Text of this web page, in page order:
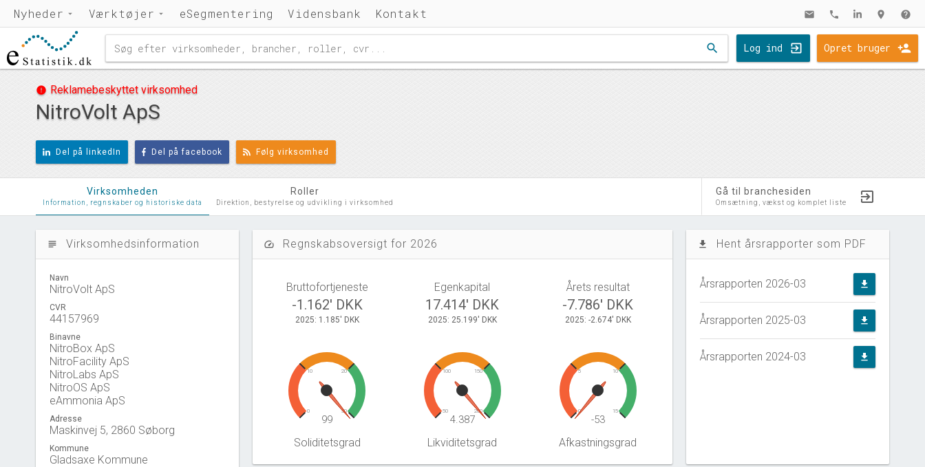
Nyheder Værktøjer eSegmentering Vidensbank Kontakt mail phone location_on help
search Log ind Opret bruger
error Reklamebeskyttet virksomhed
NitroVolt ApS
Del på linkedIn Del på facebook Følg virksomhed
Virksomheden
Information, regnskaber og historiske data
Roller
Direktion, bestyrelse og udvikling i virksomhed
Gå til branchesiden
Omsætning, vækst og komplet liste
subject Virksomhedsinformation
Navn
NitroVolt ApS
CVR
44157969
Binavne
NitroBox ApS
NitroFacility ApS
NitroLabs ApS
NitroOS ApS
eAmmonia ApS
Adresse
Maskinvej 5, 2860 Søborg
Kommune
Gladsaxe Kommune
speed Regnskabsoversigt for 2026
Bruttofortjeneste
-1.162' DKK
2025: 1.185' DKK
Egenkapital
17.414' DKK
2025: 25.199' DKK
Årets resultat
-7.786' DKK
2025: -2.674' DKK
0
10 20
30
99
Soliditetsgrad
50
100 150
200
4.387
Likviditetsgrad
0
5 10
15
-53
Afkastningsgrad
file_download Hent årsrapporter som PDF
Årsrapporten 2026-03 file_download
Årsrapporten 2025-03 file_download
Årsrapporten 2024-03 file_download